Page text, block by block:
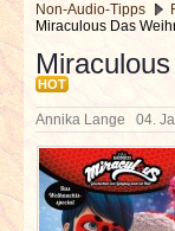
NEUESTE
NEWS &
BERICHTE
Non-Audio-Tipps
Miraculous Das
HOT
Annika Lange 04.